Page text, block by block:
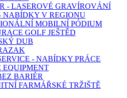
- LASEROVÉ GRAVÍROVÁNÍ
NABÍDKY V REGIONU
MOBILNÍ PÓDIUM
GOLF JEŠTĚD
DUB
- NABÍDKY PRÁCE
EQUIPMENT
BARIÉR
FARMÁŘSKÉ TRŽIŠTĚ